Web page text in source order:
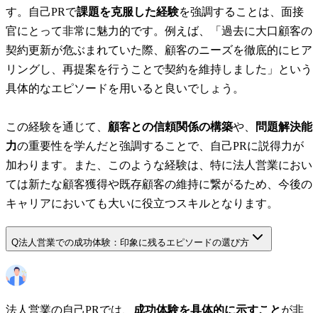
す。自己PRで課題を克服した経験を強調することは、面接
官にとって非常に魅力的です。例えば、「過去に大口顧客の
契約更新が危ぶまれていた際、顧客のニーズを徹底的にヒア
リングし、再提案を行うことで契約を維持しました」という
具体的なエピソードを用いると良いでしょう。
この経験を通じて、 顧客との信頼関係の構築や、
問題解決能
力の重要性を学んだと強調することで、自己PRに説得力が
加わります。また、このような経験は、特に法人営業におい
ては新たな顧客獲得や既存顧客の維持に繋がるため、今後の
キャリアにおいても大いに役立つスキルとなります。
Q法人営業での成功体験：印象に残るエピソードの選び方
法人営業の自己PRでは、 成功体験を具体的に示すことが非